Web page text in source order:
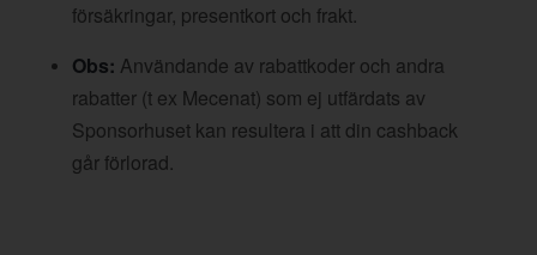
försäkringar, presentkort och frakt.
Obs: Användande av rabattkoder och andra
rabatter (t ex Mecenat) som ej utfärdats av
Sponsorhuset kan resultera i att din cashback
går förlorad.